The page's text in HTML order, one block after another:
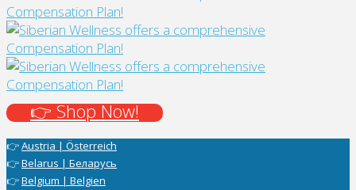
👉 Shop Now!
👉Austria | Österreich
👉Belarus | Беларусь
👉Belgium | Belgien